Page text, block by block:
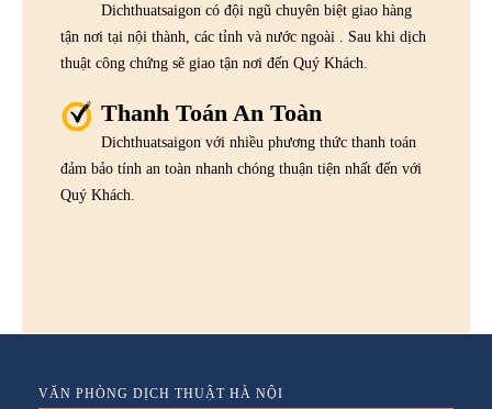
Dichthuatsaigon có đội ngũ chuyên biệt giao hàng
tận nơi tại nội thành, các tỉnh và nước ngoài . Sau khi dịch
thuật công chứng sẽ giao tận nơi đến Quý Khách.
Thanh Toán An Toàn
Dichthuatsaigon với nhiều phương thức thanh toán
đảm bảo tính an toàn nhanh chóng thuận tiện nhất đến với
Quý Khách.
VĂN PHÒNG DỊCH THUẬT HÀ NỘI